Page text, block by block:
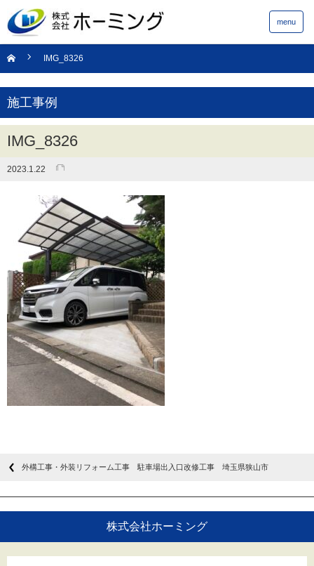
menu
IMG_8326
施工事例
IMG_8326
2023.1.22
外構工事・外装リフォーム工事 駐車場出入口改修工事 埼玉県狭山市
株式会社ホーミング